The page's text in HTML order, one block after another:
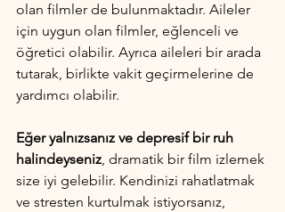
olan filmler de bulunmaktadır. Aileler
için uygun olan filmler, eğlenceli ve
öğretici olabilir. Ayrıca aileleri bir arada
tutarak, birlikte vakit geçirmelerine de
yardımcı olabilir.
Eğer yalnızsanız ve depresif bir ruh
halindeyseniz, dramatik bir film izlemek
size iyi gelebilir. Kendinizi rahatlatmak
ve stresten kurtulmak istiyorsanız,